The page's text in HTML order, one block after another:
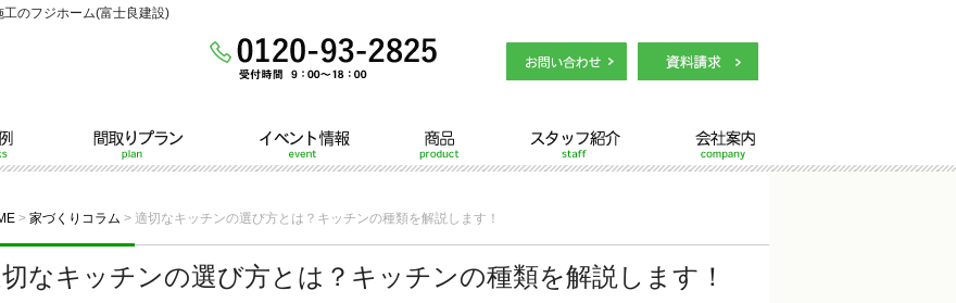
のフジホーム(富士良建設)
間取りプラン イベント情報 商品 スタッフ紹介 会社案内
> 家づくりコラム > 適切なキッチンの選び方とは？キッチンの種類を解説します！
なキッチンの選び方とは？キッチンの種類を解説します！